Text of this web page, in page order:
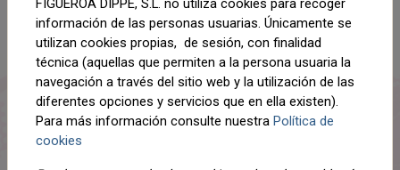
DESCRIPCIÓN
DETALLES
FIGUEROA DIPPE, S.L. no utiliza cookies para recoger
información de las personas usuarias. Únicamente se
utilizan cookies propias, de sesión, con finalidad
técnica (aquellas que permiten a la persona usuaria la
navegación a través del sitio web y la utilización de las
diferentes opciones y servicios que en ella existen).
Para más información consulte nuestra Política de
cookies